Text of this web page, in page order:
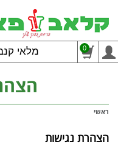
מלאי 0
ראשי
הצהרת נגישות